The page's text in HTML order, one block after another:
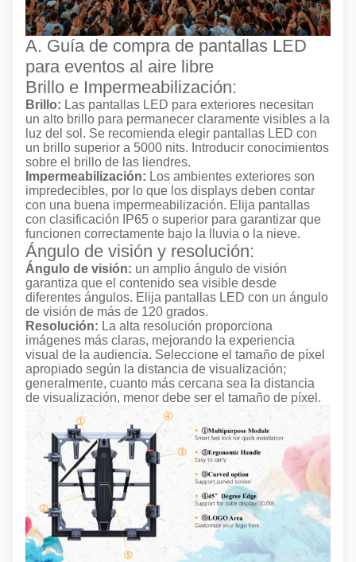
A. Guía de compra de pantallas LED
para eventos al aire libre
Brillo e Impermeabilización:
Brillo: Las pantallas LED para exteriores necesitan
un alto brillo para permanecer claramente visibles a la
luz del sol. Se recomienda elegir pantallas LED con
un brillo superior a 5000 nits. Introducir conocimientos
sobre el brillo de las liendres.
Impermeabilización: Los ambientes exteriores son
impredecibles, por lo que los displays deben contar
con una buena impermeabilización. Elija pantallas
con clasificación IP65 o superior para garantizar que
funcionen correctamente bajo la lluvia o la nieve.
Ángulo de visión y resolución:
Ángulo de visión: un amplio ángulo de visión
garantiza que el contenido sea visible desde
diferentes ángulos. Elija pantallas LED con un ángulo
de visión de más de 120 grados.
Resolución: La alta resolución proporciona
imágenes más claras, mejorando la experiencia
visual de la audiencia. Seleccione el tamaño de píxel
apropiado según la distancia de visualización;
generalmente, cuanto más cercana sea la distancia
de visualización, menor debe ser el tamaño de píxel.